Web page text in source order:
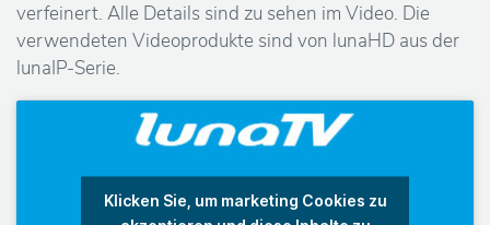
verfeinert. Alle Details sind zu sehen im Video. Die
verwendeten Videoprodukte sind von lunaHD aus der
lunaIP-Serie.
Klicken Sie, um marketing Cookies zu
k
e
H